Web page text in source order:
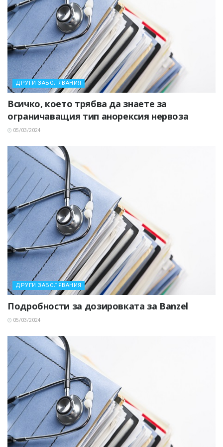
ДРУГИ ЗАБОЛЯВАНИЯ
Всичко, което трябва да знаете за
ограничаващия тип анорексия нервоза
05/03/2024
ДРУГИ ЗАБОЛЯВАНИЯ
Подробности за дозировката за Banzel
05/03/2024